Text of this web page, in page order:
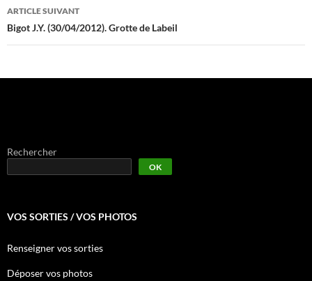
ARTICLE SUIVANT
Bigot J.Y. (30/04/2012). Grotte de Labeil
Rechercher
OK
VOS SORTIES / VOS PHOTOS
Renseigner vos sorties
Déposer vos photos